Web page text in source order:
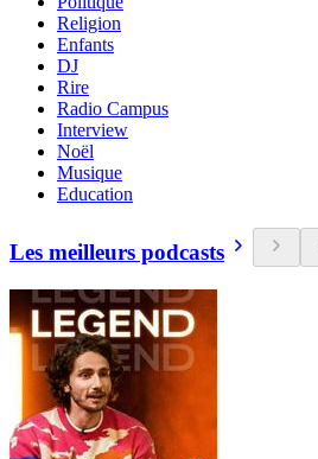
Religion
Enfants
DJ
Rire
Radio Campus
Interview
Noël
Musique
Education
Les meilleurs podcasts